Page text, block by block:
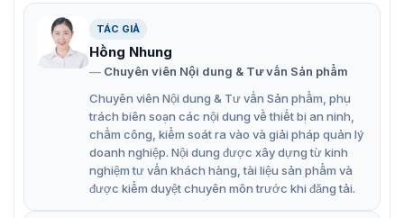
Camera mạng mini cố định 6MP Hikvision DS-2CD3163G0-I(S)
Đặc điểm hoạt động của Hikvision DS-
2CD3163G0-I(S)
Chất lượng hình ảnh vượt trội: Với cảm biến tiên tiến,
camera đảm bảo hình ảnh có độ phân giải cao và
màu sắc sống động, ngay cả trong điều kiện ánh
sáng yếu.
TÁC GIẢ
Hồng Nhung
Chuyên viên Nội dung & Tư vấn Sản phẩm
Chuyên viên Nội dung & Tư vấn Sản phẩm, phụ
trách biên soạn các nội dung về thiết bị an ninh,
chấm công, kiểm soát ra vào và giải pháp quản lý
doanh nghiệp. Nội dung được xây dựng từ kinh
nghiệm tư vấn khách hàng, tài liệu sản phẩm và
được kiểm duyệt chuyên môn trước khi đăng tải.